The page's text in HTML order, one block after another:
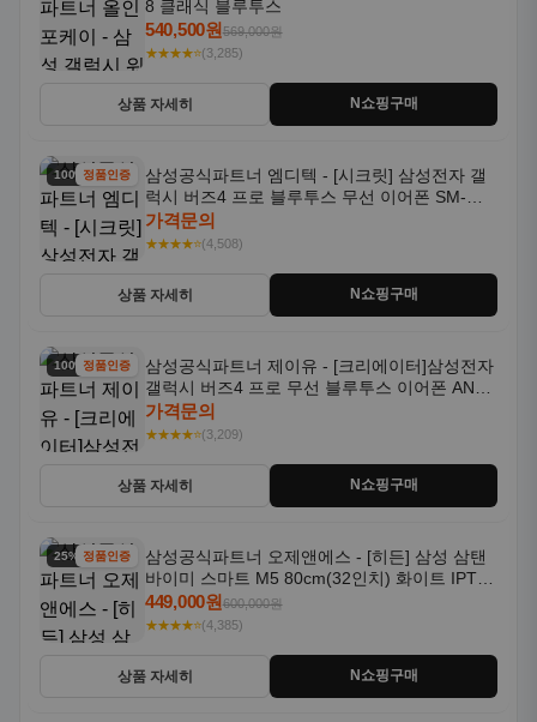
8 클래식 블루투스
540,500원569,000원
★★★★⭐(3,285)
상품 자세히 N쇼핑구매
100% 할인
정품인증
삼성공식파트너 엠디텍 - [시크릿] 삼성전자 갤
럭시 버즈4 프로 블루투스 무선 이어폰 SM-
R640N
가격문의
★★★★⭐(4,508)
상품 자세히 N쇼핑구매
100% 할인
정품인증
삼성공식파트너 제이유 - [크리에이터]삼성전자
갤럭시 버즈4 프로 무선 블루투스 이어폰 ANC
SM-R640N
가격문의
★★★★⭐(3,209)
상품 자세히 N쇼핑구매
25% 할인정품인증
삼성공식파트너 오제앤에스 - [히든] 삼성 삼탠
바이미 스마트 M5 80cm(32인치) 화이트 IPTV
OTT 패키지
449,000원600,000원
★★★★⭐(4,385)
상품 자세히 N쇼핑구매